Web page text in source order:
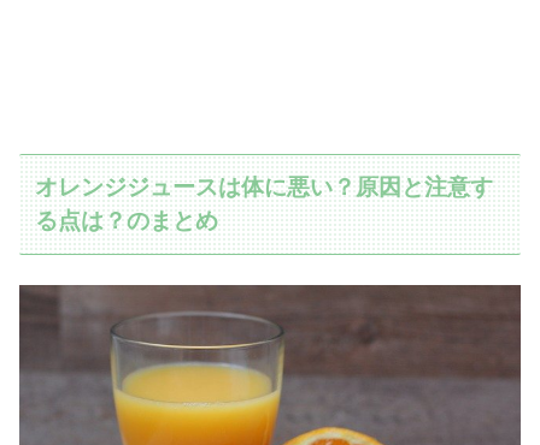
オレンジジュースは体に悪い？原因と注意す
る点は？のまとめ